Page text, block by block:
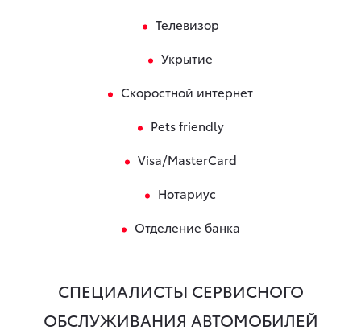
Телевизор
Укрытие
Скоростной интернет
Pets friendly
Visa/MasterCard
Нотариус
Отделение банка
СПЕЦИАЛИСТЫ СЕРВИСНОГО
ОБСЛУЖИВАНИЯ АВТОМОБИЛЕЙ